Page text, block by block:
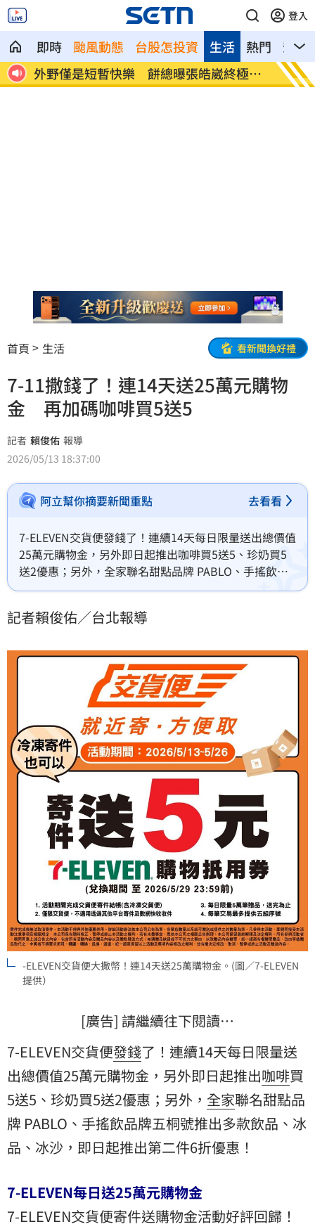
登入
即時 颱風動態 台股怎投資 熱門 影音
生活
休 外野僅是短暫快樂 餅總曝張皓崴終極目
標
想靠
首頁 生活 看新聞換好禮
7-11撒錢了！連14天送25萬元購物
金 再加碼咖啡買5送5
記者 賴俊佑 報導
2026/05/13 18:37:00
阿立幫你摘要新聞重點 去看看
7-ELEVEN交貨便發錢了！連續14天每日限量送出總價值
25萬元購物金，另外即日起推出咖啡買5送5、珍奶買5
送2優惠；另外，全家聯名甜點品牌 PABLO、手搖飲品
牌五桐號推出多款飲品、冰品、冰沙，即日起推出第二
記者賴俊佑／台北報導
-ELEVEN交貨便大撒幣！連14天送25萬購物金。(圖／7-ELEVEN
提供）
[廣告] 請繼續往下閱讀…
7-ELEVEN交貨便發錢了！連續14天每日限量送
出總價值25萬元購物金，另外即日起推出咖啡買
5送5、珍奶買5送2優惠；另外， 全家聯名甜點品
牌 PABLO、手搖飲品牌五桐號推出多款飲品、冰
品、冰沙，即日起推出第二件6折優惠！
7-ELEVEN每日送25萬元購物金
7-ELEVEN交貨便寄件送購物金活動好評回歸！